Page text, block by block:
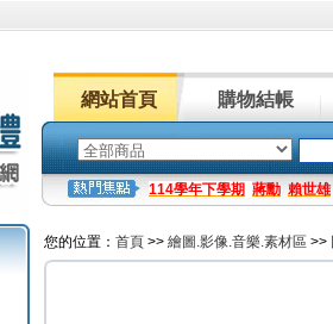
網站首頁 購物結帳
114學年下學期 蔣勳 賴世雄
您的位置： 首頁 >> 繪圖.影像.音樂.素材區 >>